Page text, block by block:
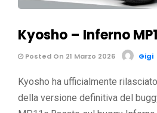
Kyosho – Inferno
Posted On 21 Marzo 2026 Gigi
Kyosho ha ufficialmente
della versione definitiva del